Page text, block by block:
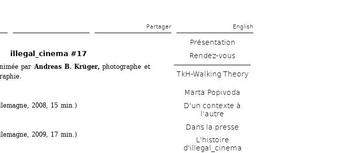
Partager English
illegal_cinema #17
par Andreas B. Krüger, photographe et
2008, 15 min.)
2009, 17 min.)
Présentation
Rendez-vous
TkH-Walking Theory
Marta Popivoda
D'un contexte à
l'autre
Dans la presse
L'histoire
d'illegal_cinema